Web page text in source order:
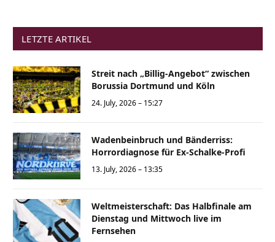
LETZTE ARTIKEL
Streit nach „Billig-Angebot“ zwischen
Borussia Dortmund und Köln
24. July, 2026 – 15:27
Wadenbeinbruch und Bänderriss:
Horrordiagnose für Ex-Schalke-Profi
13. July, 2026 – 13:35
Weltmeisterschaft: Das Halbfinale am
Dienstag und Mittwoch live im
Fernsehen